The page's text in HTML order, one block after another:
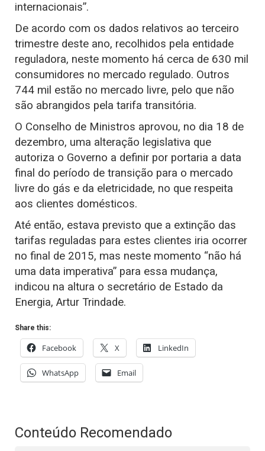
internacionais”.
De acordo com os dados relativos ao terceiro
trimestre deste ano, recolhidos pela entidade
reguladora, neste momento há cerca de 630 mil
consumidores no mercado regulado. Outros
744 mil estão no mercado livre, pelo que não
são abrangidos pela tarifa transitória.
O Conselho de Ministros aprovou, no dia 18 de
dezembro, uma alteração legislativa que
autoriza o Governo a definir por portaria a data
final do período de transição para o mercado
livre do gás e da eletricidade, no que respeita
aos clientes domésticos.
Até então, estava previsto que a extinção das
tarifas reguladas para estes clientes iria ocorrer
no final de 2015, mas neste momento “não há
uma data imperativa” para essa mudança,
indicou na altura o secretário de Estado da
Energia, Artur Trindade.
Share this:
Facebook X LinkedIn
WhatsApp Email
Conteúdo Recomendado